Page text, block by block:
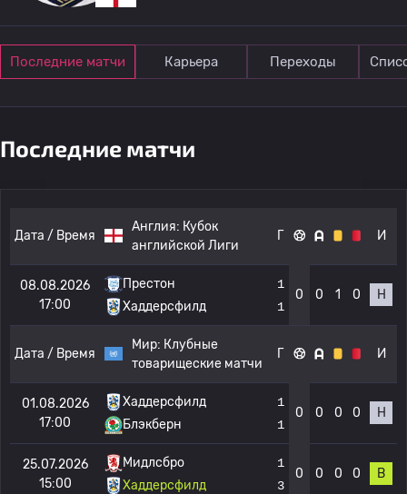
Последние матчи Карьера Переходы
Последние матчи
Дата / Время
Англия: Кубок
английской Лиги
Г И
08.08.2026
17:00
Престон
Хаддерсфилд
1
1
0 0 1 0 Н
Дата / Время
Мир: Клубные
товарищеские матчи
Г И
01.08.2026
17:00
Хаддерсфилд
Блэкберн
1
1
0 0 0 0 Н
25.07.2026
15:00
Мидлсбро
Хаддерсфилд
1
3
0 0 0 0 В